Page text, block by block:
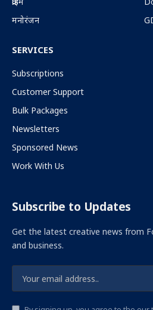
मनोरंजन
SERVICES
Subscriptions
Customer Support
Bulk Packages
Newsletters
Sponsored News
Work With Us
Subscribe to Updates
Get the latest creative news from
and business.